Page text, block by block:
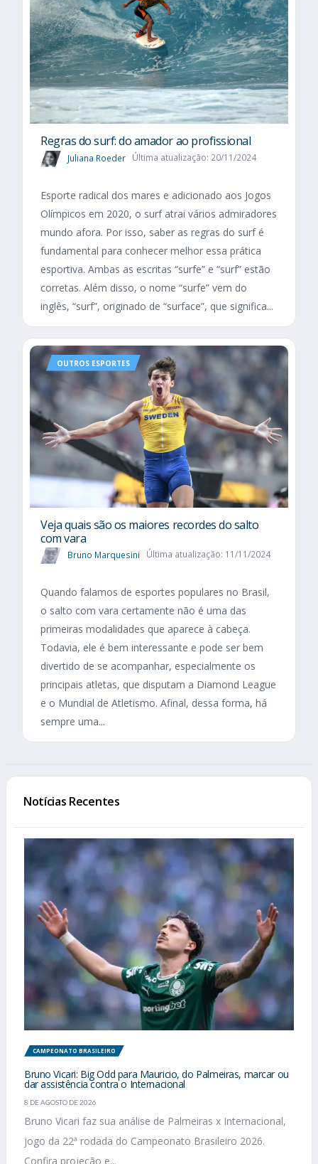
Regras do surf: do amador ao profissional
Juliana Roeder Última atualização: 20/11/2024
Esporte radical dos mares e adicionado aos Jogos
Olímpicos em 2020, o surf atrai vários admiradores
mundo afora. Por isso, saber as regras do surf é
fundamental para conhecer melhor essa prática
esportiva. Ambas as escritas “surfe” e “surf” estão
corretas. Além disso, o nome “surfe” vem do
inglês, “surf”, originado de “surface”, que significa...
OUTROS ESPORTES
Veja quais são os maiores recordes do salto
com vara
Bruno Marquesini Última atualização: 11/11/2024
Quando falamos de esportes populares no Brasil,
o salto com vara certamente não é uma das
primeiras modalidades que aparece à cabeça.
Todavia, ele é bem interessante e pode ser bem
divertido de se acompanhar, especialmente os
principais atletas, que disputam a Diamond League
e o Mundial de Atletismo. Afinal, dessa forma, há
sempre uma...
Notícias Recentes
CAMPEONATO BRASILEIRO
Bruno Vicari: Big Odd para Mauricio, do Palmeiras, marcar ou
dar assistência contra o Internacional
8 DE AGOSTO DE 2026
Bruno Vicari faz sua análise de Palmeiras x Internacional,
jogo da 22ª rodada do Campeonato Brasileiro 2026.
Confira projeção e...